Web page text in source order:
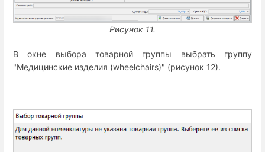
Рисунок 11.
В окне выбора товарной группы выбрать группу
"Медицинские изделия (wheelchairs)" (рисунок 12).